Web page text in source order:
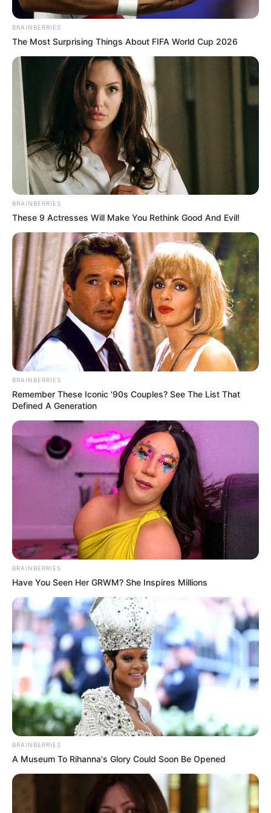
Posted
in
Friss hírek
Meghalt Julian McMahon
bySzerző
Julian McMahon, a Kés/Alatt sármos plasztikai
sebésze, a Bűbájos boszorkák démoni szeretője és
a Fantasztikus Négyes könyörtelen Dr. Doomja, 56
évesen hunyt el. A karizmatikus ausztrál színész
BRAINBERRIES
The Most Surprising Things About FIFA World Cup 2026
BRAINBERRIES
These 9 Actresses Will Make You Rethink Good And Evil!
BRAINBERRIES
Remember These Iconic '90s Couples? See The List That
Defined A Generation
BRAINBERRIES
Have You Seen Her GRWM? She Inspires Millions
BRAINBERRIES
A Museum To Rihanna's Glory Could Soon Be Opened